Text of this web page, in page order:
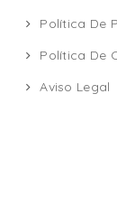
Política De
Política De
Aviso Legal